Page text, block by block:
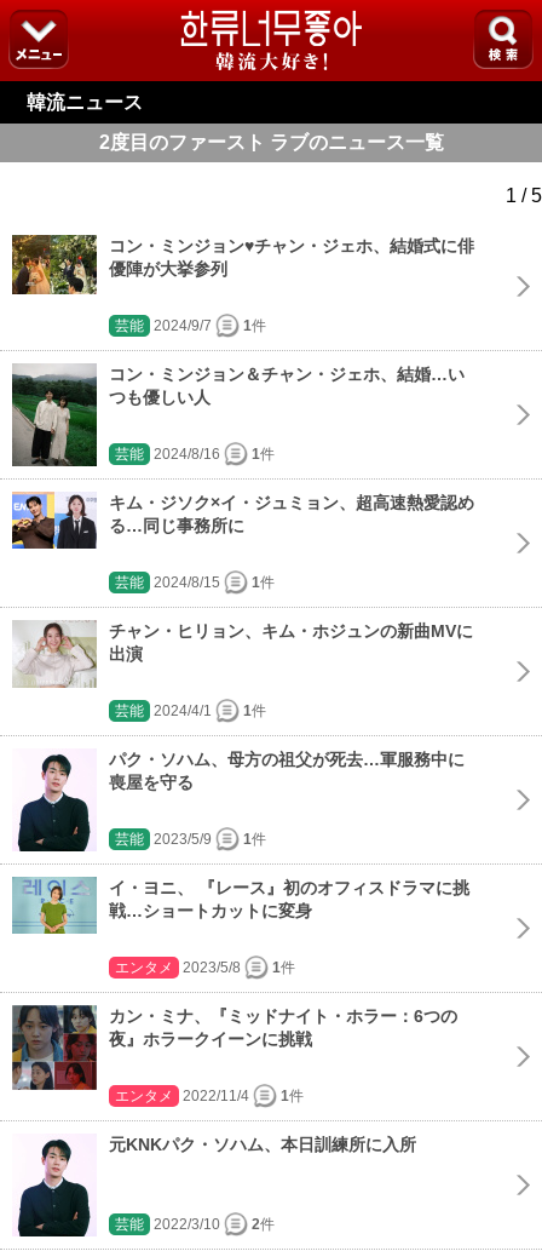
韓流ニュース
2度目のファースト ラブのニュース一覧
1 / 5
コン・ミンジョン♥チャン・ジェホ、結婚式に俳
優陣が大挙参列
芸能 2024/9/7 1件
コン・ミンジョン＆チャン・ジェホ、結婚…い
つも優しい人
芸能 2024/8/16 1件
キム・ジソク×イ・ジュミョン、超高速熱愛認め
る…同じ事務所に
芸能 2024/8/15 1件
チャン・ヒリョン、キム・ホジュンの新曲MVに
出演
芸能 2024/4/1 1件
パク・ソハム、母方の祖父が死去…軍服務中に
喪屋を守る
芸能 2023/5/9 1件
イ・ヨニ、 『レース』初のオフィスドラマに挑
戦…ショートカットに変身
エンタメ 2023/5/8 1件
カン・ミナ、『ミッドナイト・ホラー：6つの
夜』ホラークイーンに挑戦
エンタメ 2022/11/4 1件
元KNKパク・ソハム、本日訓練所に入所
芸能 2022/3/10 2件